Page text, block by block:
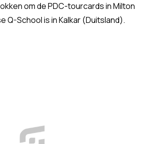
om de PDC-tourcards in Milton
Q-School is in Kalkar (Duitsland).